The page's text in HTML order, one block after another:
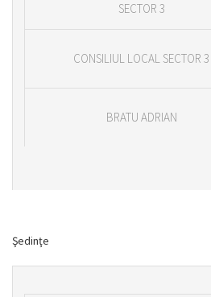
SECTOR 3
CONSILIUL LOCAL SECTOR 3
BRATU ADRIAN
Şedinţe